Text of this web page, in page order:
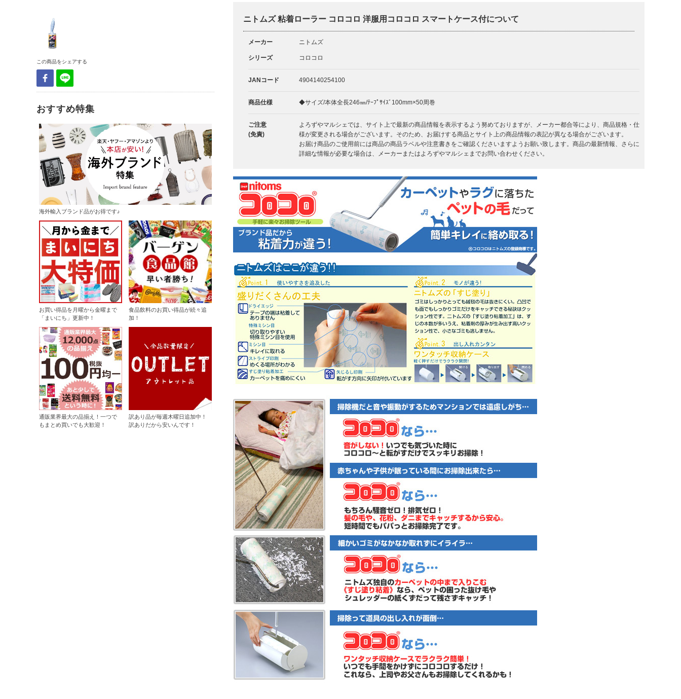
この商品をシェアする
おすすめ特集
海外輸入ブランド品がお得です♪
お買い得品を月曜から金曜まで
「まいにち」更新中！
食品飲料のお買い得品が続々追
加！
通販業界最大の品揃え！一つで
もまとめ買いでも大歓迎！
訳あり品が毎週木曜日追加中！
訳ありだから安いんです！
ニトムズ 粘着ローラー コロコロ 洋服用コロコロ スマートケース付について
メーカー ニトムズ
シリーズ コロコロ
JANコード 4904140254100
商品仕様 ◆サイズ/本体全長246㎜/ﾃｰﾌﾟｻｲｽﾞ100mm×50周巻
ご注意
(免責)
よろずやマルシェでは、サイト上で最新の商品情報を表示するよう努めておりますが、メーカー都合等により、商品規格・仕
様が変更される場合がございます。そのため、お届けする商品とサイト上の商品情報の表記が異なる場合がございます。
お届け商品のご使用前には商品の商品ラベルや注意書きをご確認くださいますようお願い致します。商品の最新情報、さらに
詳細な情報が必要な場合は、メーカーまたはよろずやマルシェまでお問い合わせください。